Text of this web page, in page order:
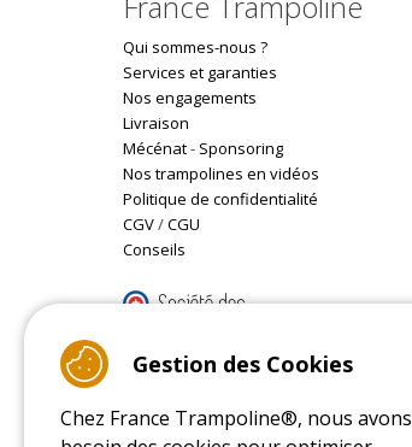
Qui sommes-nous ?
Services et garanties
Nos engagements
Livraison
Mécénat- Sponsoring
Nos trampolines en vidéos
Politique de confidentialité
CGV/CGU
Conseils
9.4 /10 (22077 reviews)
Read customer reviews
Gestion des Cookies
Chez France Trampoline®, nous avons